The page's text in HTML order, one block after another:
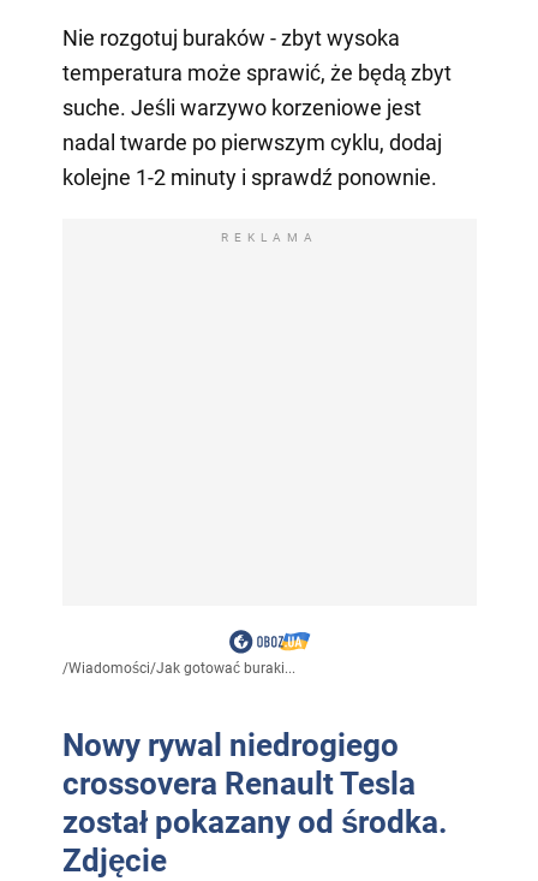
Nie rozgotuj buraków - zbyt wysoka
temperatura może sprawić, że będą zbyt
suche. Jeśli warzywo korzeniowe jest
nadal twarde po pierwszym cyklu, dodaj
kolejne 1-2 minuty i sprawdź ponownie.
REKLAMA
/Wiadomości/Jak gotować buraki...
Nowy rywal niedrogiego
crossovera Renault Tesla
został pokazany od środka.
Zdjęcie